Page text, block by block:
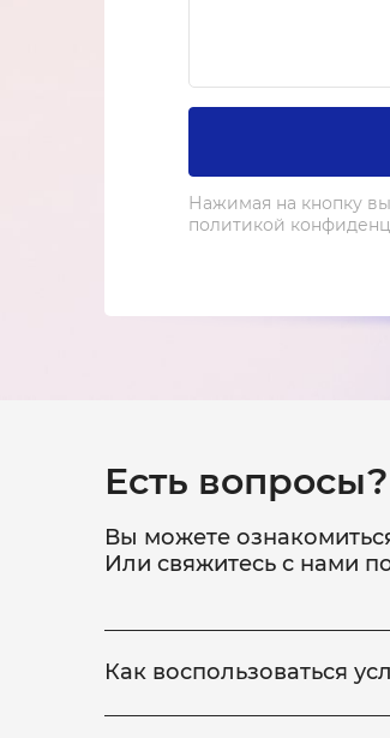
Нажимая на кнопку
политикой
Есть вопросы?
Вы можете
Или свяжитесь с нами
Как воспользоваться
Всё просто! Если у вас не